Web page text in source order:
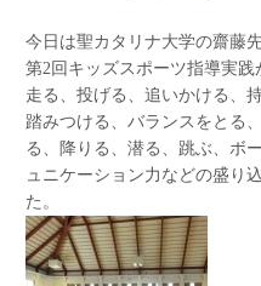
楽しかったね！！
愛媛マンダリンパイレーツの
ございました。
今日は聖カタリナ大学の齋藤
第2回キッズスポーツ指導実践
走る、投げる、追いかける、
踏みつける、バランスをとる
る、降りる、潜る、跳ぶ、ボ
ュニケーション力などの盛り
た。